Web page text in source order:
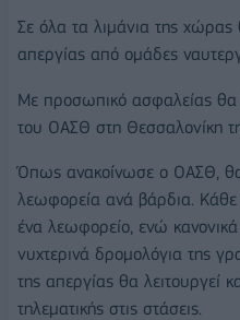
Σε όλα τα λιμάνια της
απεργίας από ομάδες
Με προσωπικό ασφαλείας θα
του ΟΑΣΘ στη Θεσσαλονίκη
Όπως ανακοίνωσε ο ΟΑΣΘ,
λεωφορεία ανά βάρδια.
ένα λεωφορείο, ενώ
νυχτερινά δρομολόγια της
της απεργίας θα λειτουργεί
τηλεματικής στις στάσεις.